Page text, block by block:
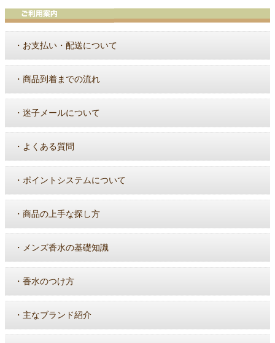
・ お支払い・配送について
・ 商品到着までの流れ
・ 迷子メールについて
・ よくある質問
・ ポイントシステムについて
・ 商品の上手な探し方
・ メンズ香水の基礎知識
・ 香水のつけ方
・ 主なブランド紹介